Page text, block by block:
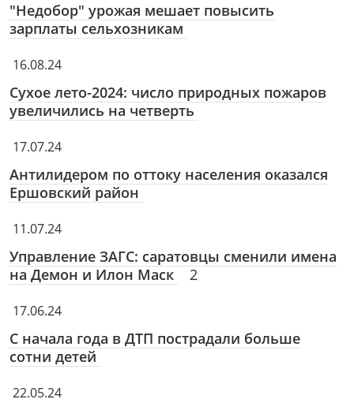
"Недобор" урожая мешает повысить
зарплаты сельхозникам
16.08.24
Сухое лето-2024: число природных пожаров
увеличились на четверть
17.07.24
Антилидером по оттоку населения оказался
Ершовский район
11.07.24
Управление ЗАГС: саратовцы сменили имена
на Демон и Илон Маск
2
17.06.24
С начала года в ДТП пострадали больше
сотни детей
22.05.24